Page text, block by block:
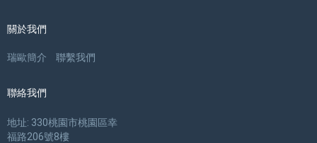
關於我們
瑞歐簡介 聯繫我們
聯絡我們
地址: 330桃園市桃園區幸
福路206號8樓